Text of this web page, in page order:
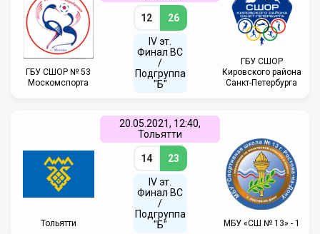
ГБУ CШОР № 53
Москомспорта
12 26
IV эт.
Финал ВC
/
Подгруппа
"Б"
ГБУ СШОР
Кировского района
Санкт-Петербурга
Тольятти
20.05.2021, 12:40,
Тольятти
14 23
IV эт.
Финал ВC
/
Подгруппа
"Б"
МБУ «СШ № 13» - 1